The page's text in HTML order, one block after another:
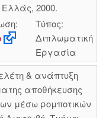
2000.
Τύπος:
Διπλωματική
Εργασία
& ανάπτυξη
αποθήκευσης
μέσω ρομποτικών